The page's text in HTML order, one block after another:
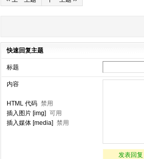
快速回复主题
标题
内容
HTML 代码 禁用
插入图片 [img] 可用
插入媒体 [media] 禁用
发表回复